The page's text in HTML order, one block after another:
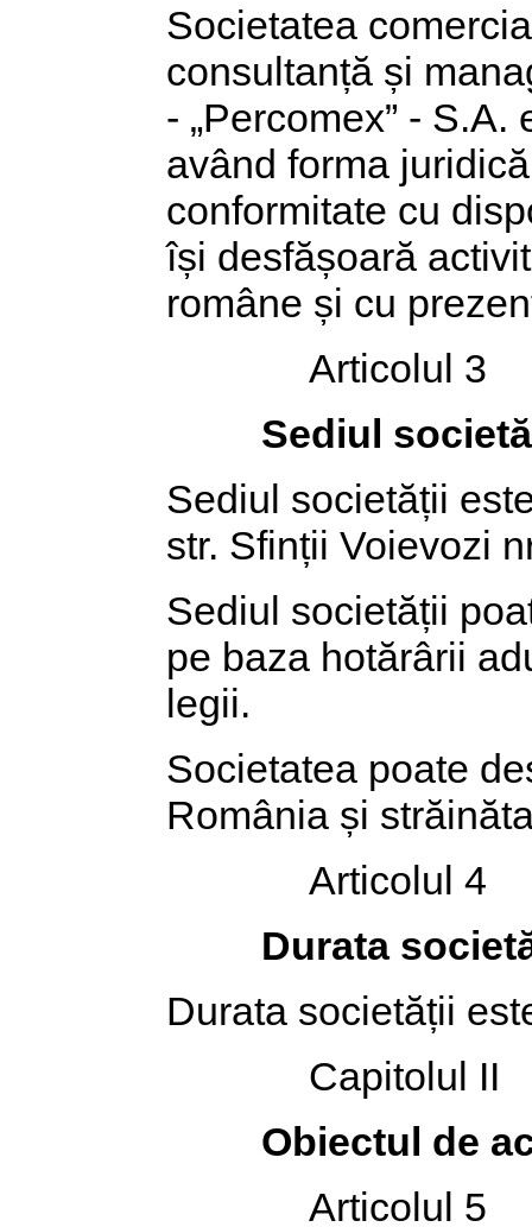
Societatea
consultanță și
- „Percomex” -
având forma
conformitate cu
își desfășoară
române și cu
Articolul 3
Sediul
Sediul societății
str. Sfinții Voievozi
Sediul societății
pe baza hotărârii
legii.
Societatea poate
România și
Articolul 4
Durata
Durata societății
Capitolul II
Obiectul de
Articolul 5